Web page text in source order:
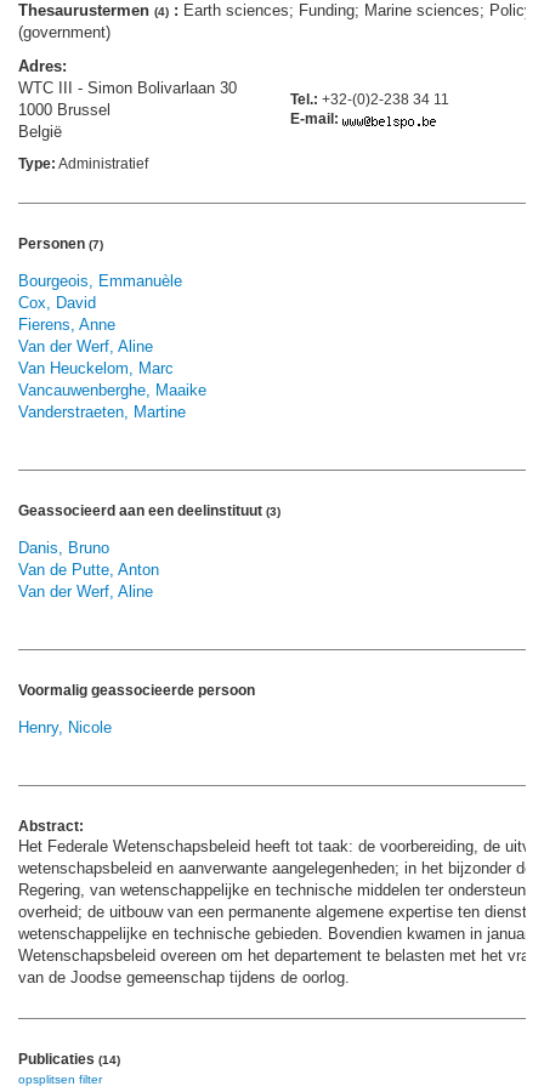
Thesaurustermen (4) : Earth sciences; Funding; Marine sciences; Policy
(government)
Adres:
WTC III - Simon Bolivarlaan 30
1000 Brussel
België
Tel.: +32-(0)2-238 34 11
E-mail:
Type: Administratief
Personen (7)
Bourgeois, Emmanuèle
Cox, David
Fierens, Anne
Van der Werf, Aline
Van Heuckelom, Marc
Vancauwenberghe, Maaike
Vanderstraeten, Martine
Geassocieerd aan een deelinstituut (3)
Danis, Bruno
Van de Putte, Anton
Van der Werf, Aline
Voormalig geassocieerde persoon
Henry, Nicole
Abstract:
Het Federale Wetenschapsbeleid heeft tot taak: de voorbereiding, de
wetenschapsbeleid en aanverwante aangelegenheden; in het bijzonder de
Regering, van wetenschappelijke en technische middelen ter
overheid; de uitbouw van een permanente algemene expertise ten dienste
wetenschappelijke en technische gebieden. Bovendien kwamen in
Wetenschapsbeleid overeen om het departement te belasten met het
van de Joodse gemeenschap tijdens de oorlog.
Publicaties (14)
opsplitsen filter